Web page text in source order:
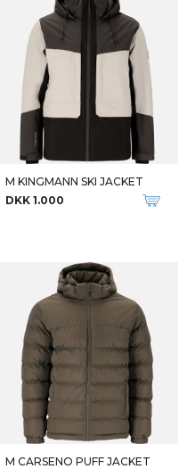
M KINGMANN SKI JACKET
DKK 1.000
M CARSENO PUFF JACKET